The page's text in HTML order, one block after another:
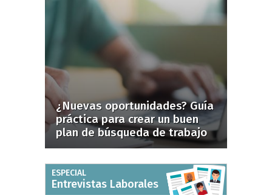
¿Nuevas oportunidades? Guía
práctica para crear un buen
plan de búsqueda de trabajo
ESPECIAL
Entrevistas Laborales